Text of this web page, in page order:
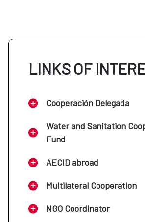
LINKS OF
Cooperación Delegada
Water and Sanitation
Fund
AECID abroad
Multilateral Cooperation
NGO Coordinator